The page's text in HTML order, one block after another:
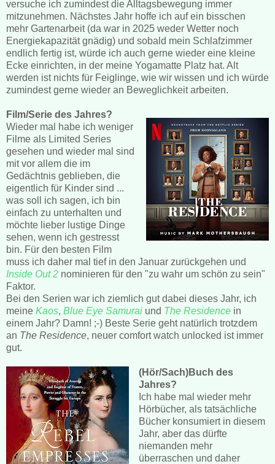
versuche ich zumindest die Alltagsbewegung immer
mitzunehmen. Nächstes Jahr hoffe ich auf ein bisschen
mehr Gartenarbeit (da war in 2025 weder Wetter noch
Energiekapazität gnädig) und sobald mein Schlafzimmer
endlich fertig ist, würde ich auch gerne wieder eine kleine
Ecke einrichten, in der meine Yogamatte Platz hat. Alt
werden ist nichts für Feiglinge, wie wir wissen und ich würde
zumindest gerne wieder an Beweglichkeit arbeiten.
Film/Serie des Jahres?
Wieder mal habe ich weniger
Filme als Limited Series
gesehen und wieder mal sind
mit vor allem die im
Gedächtnis geblieben, die
eigentlich für Kinder sind ...
was soll ich sagen, ich bin
einfach zu unterhalten und
möchte lieber lustige Dinge
sehen, wenn ich gestresst
bin. Für den besten Film
muss ich daher mal tief in den Januar zurückgehen und
Inside Out 2 nominieren für den "zu wahr um schön zu sein"
Faktor.
Bei den Serien war ich ziemlich gut dabei dieses Jahr, ich
meine Kaos, Blue Eye Samurai und The Residence in
einem Jahr? Damn! ;-) Beste Serie geht natürlich trotzdem
an The Residence, neuer comfort watch unlocked ist immer
gut.
(Hör/Sach)Buch des
Jahres?
Ich habe mal wieder mehr
Hörbücher, als tatsächliche
Bücher konsumiert in diesem
Jahr, aber das dürfte
niemanden mehr
überraschen und daher